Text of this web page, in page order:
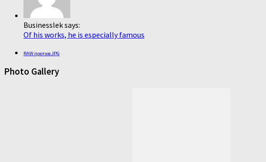
Businesslek says:
Of his works, he is especially famous
RAW против JPG
Photo Gallery